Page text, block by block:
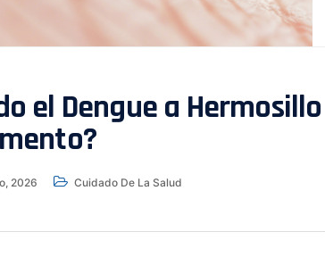
el Dengue a Hermosillo
2026
Cuidado De La Salud